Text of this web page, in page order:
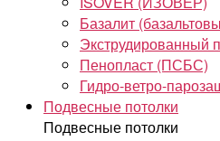
Базалит
Экструдированный
Пенопласт (ПСБС)
Гидро-ветро-
Подвесные потолки
Подвесные потолки